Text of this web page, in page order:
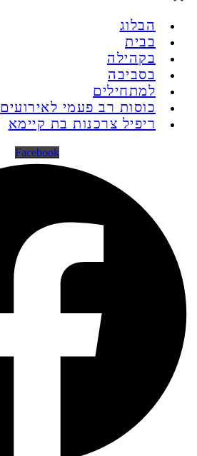
הבלוג
בבית
בקהילה
בסביבה
למתחילים
כוסות רב פעמי לאירועים
ריפיל צרכנות בת קיימא
Facebook